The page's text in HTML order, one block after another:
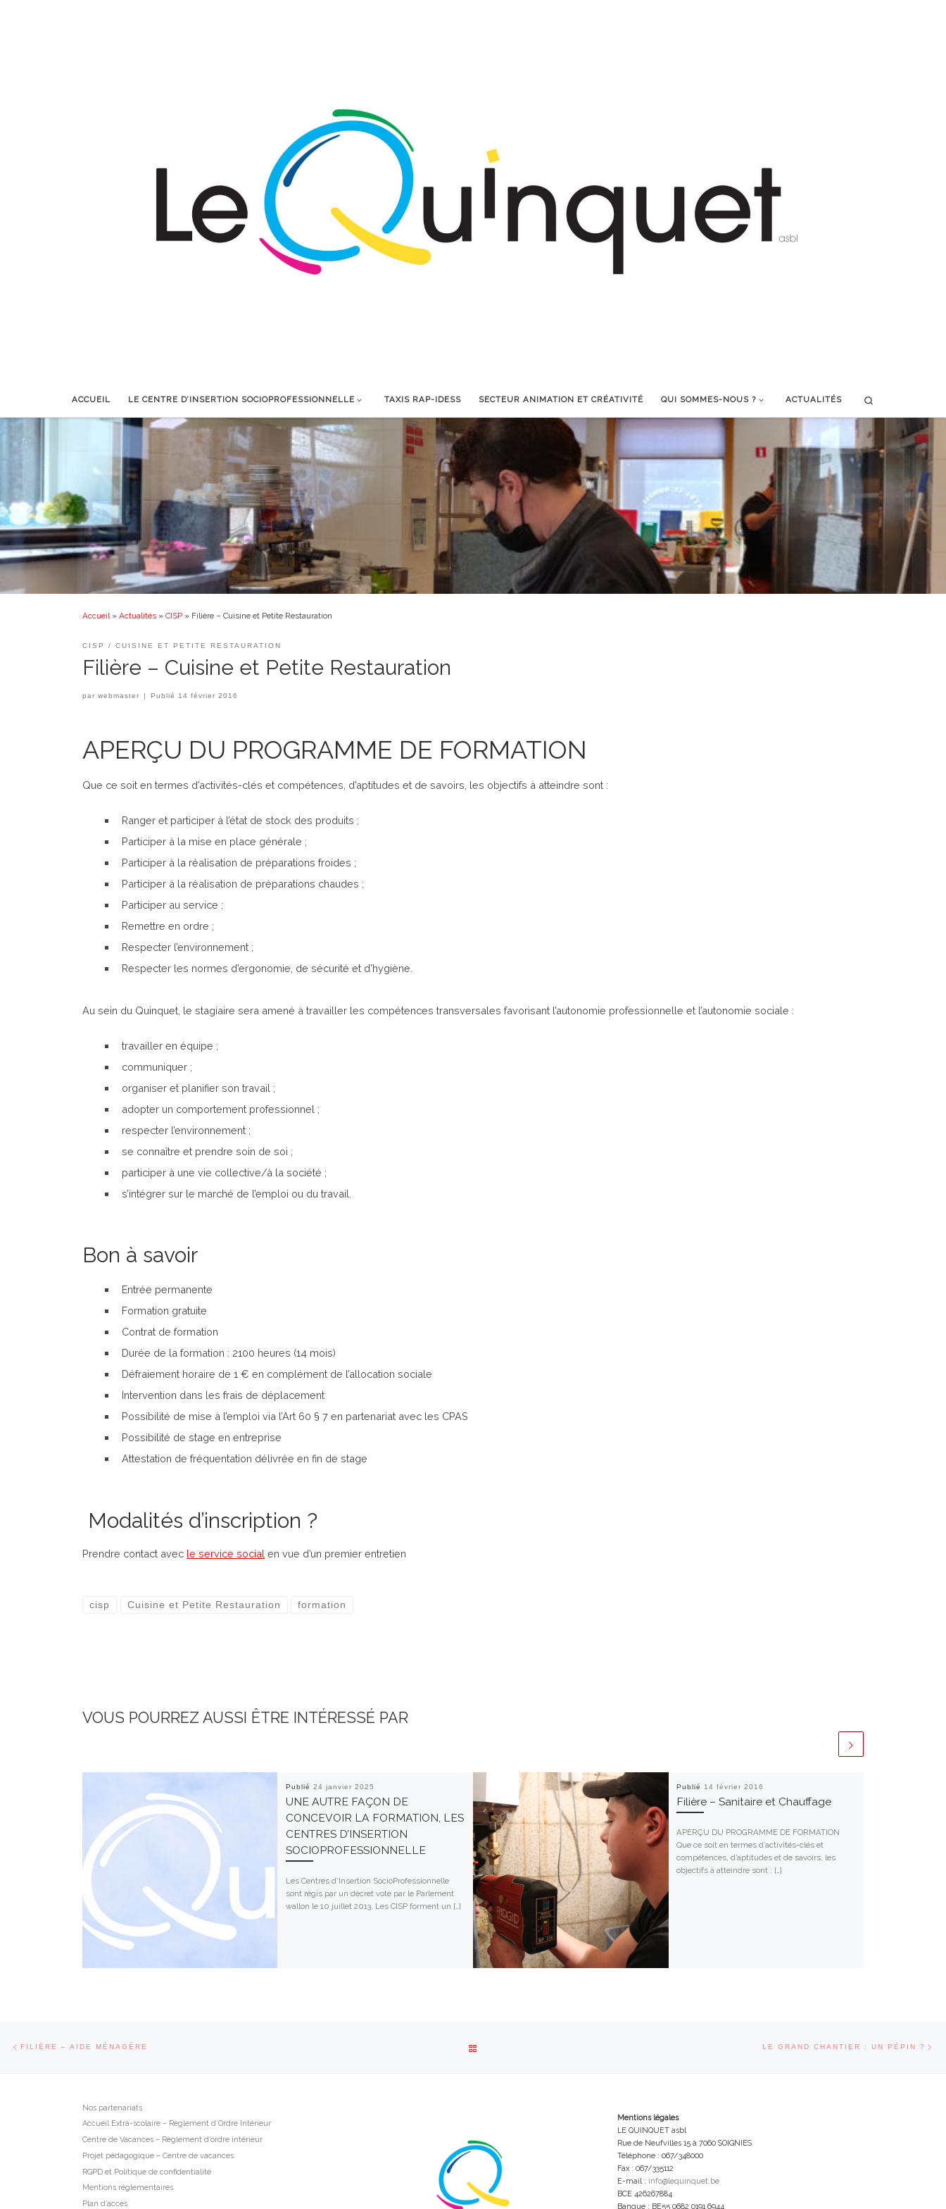
ACCUEIL LE CENTRE D’INSERTION SOCIOPROFESSIONNELLE TAXIS RAP-IDESS SECTEUR ANIMATION ET CRÉATIVITÉ QUI SOMMES-NOUS ? ACTUALITÉS
Accueil » Actualités » CISP » Filière – Cuisine et Petite Restauration
CISP CUISINE ET PETITE RESTAURATION
Filière – Cuisine et Petite Restauration
par webmaster | Publié 14 février 2016
APERÇU DU PROGRAMME DE FORMATION
Que ce soit en termes d’activités-clés et compétences, d’aptitudes et de savoirs, les objectifs à atteindre sont :
Ranger et participer à l’état de stock des produits ;
Participer à la mise en place générale ;
Participer à la réalisation de préparations froides ;
Participer à la réalisation de préparations chaudes ;
Participer au service ;
Remettre en ordre ;
Respecter l’environnement ;
Respecter les normes d’ergonomie, de sécurité et d’hygiène.
Au sein du Quinquet, le stagiaire sera amené à travailler les compétences transversales favorisant l’autonomie professionnelle et l’autonomie sociale :
travailler en équipe ;
communiquer ;
organiser et planifier son travail ;
adopter un comportement professionnel ;
respecter l’environnement ;
se connaître et prendre soin de soi ;
participer à une vie collective/à la société ;
s’intégrer sur le marché de l’emploi ou du travail.
Bon à savoir
Entrée permanente
Formation gratuite
Contrat de formation
Durée de la formation : 2100 heures (14 mois)
Défraiement horaire de 1 € en complément de l’allocation sociale
Intervention dans les frais de déplacement
Possibilité de mise à l’emploi via l’Art 60 § 7 en partenariat avec les CPAS
Possibilité de stage en entreprise
Attestation de fréquentation délivrée en fin de stage
Modalités d’inscription ?
Prendre contact avec le service social en vue d’un premier entretien
cisp Cuisine et Petite Restauration formation
VOUS POURREZ AUSSI ÊTRE INTÉRESSÉ PAR
Publié 24 janvier 2025
UNE AUTRE FAÇON DE
CONCEVOIR LA FORMATION, LES
CENTRES D’INSERTION
SOCIOPROFESSIONNELLE
Les Centres d’Insertion SocioProfessionnelle
sont régis par un décret voté par le Parlement
wallon le 10 juillet 2013. Les CISP forment un […]
Publié 14 février 2016
Filière – Sanitaire et Chauffage
APERÇU DU PROGRAMME DE FORMATION
Que ce soit en termes d’activités-clés et
compétences, d’aptitudes et de savoirs, les
objectifs à atteindre sont : […]
Parcourir les articles
FILIÈRE – AIDE MÉNAGÈRE LE GRAND CHANTIER : UN PÉPIN ?
Nos partenariats
Accueil Extra-scolaire – Règlement d’Ordre Intérieur
Centre de Vacances – Règlement d’ordre intérieur
Projet pédagogique – Centre de vacances
RGPD et Politique de confidentialité
Mentions réglementaires
Plan d’accès
Mentions légales
LE QUINQUET asbl
Rue de Neufvilles 15 à 7060 SOIGNIES
Téléphone : 067/348000
Fax : 067/335112
E-mail : info@lequinquet.be
BCE 426267884
Banque : BE55 0682 0191 6944